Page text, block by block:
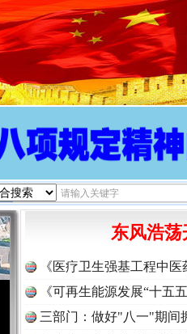
东风浩荡
《医疗卫生强基工程中
《可再生能源发展“十五
三部门：做好"八一"期间